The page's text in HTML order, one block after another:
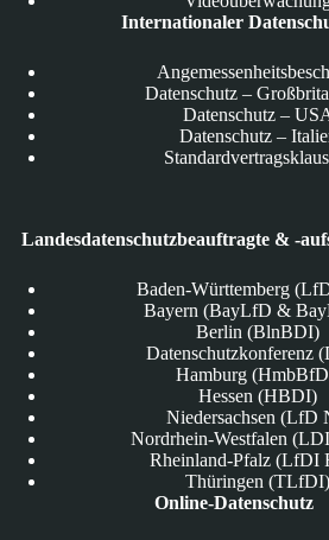
Internationaler
Datenschutz –
Datenschutz –
Datenschutz –
Landesdatenschutzbeauftragte & -
Baden-Württemberg
Bayern (BayLfD &
Berlin (BlnBDI)
Datenschutzkonferenz
Hamburg
Hessen (HBDI)
Niedersachsen (LfD
Nordrhein-Westfalen
Rheinland-Pfalz (LfDI
Thüringen (TLfDI)
Online-Datenschutz